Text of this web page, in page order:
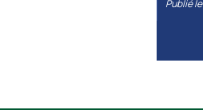
Publié le